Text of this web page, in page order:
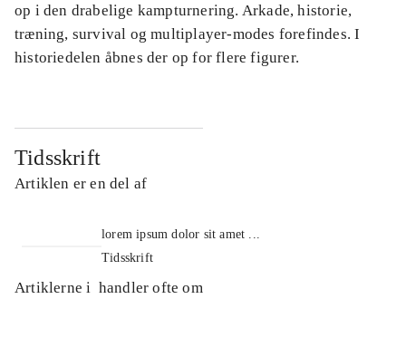
op i den drabelige kampturnering. Arkade, historie,
træning, survival og multiplayer-modes forefindes. I
historiedelen åbnes der op for flere figurer.
Tidsskrift
Artiklen er en del af
lorem ipsum dolor sit amet ...
Tidsskrift
Artiklerne i handler ofte om